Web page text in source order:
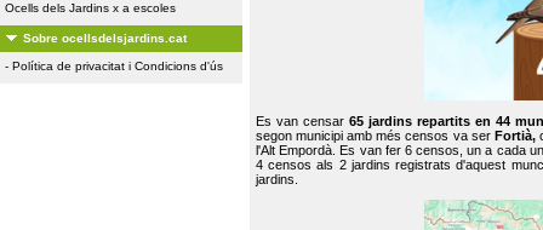
Ocells dels Jardins x a escoles
Sobre ocellsdelsjardins.cat
- Política de privacitat i Condicions d'ús
Es van censar65 jardins repartits en 44
segon municipi amb més censos va ser Fortià,
l'Alt Empordà. Es van fer 6 censos, un a cada
4 censos als 2 jardins registrats d'aquest
jardins.